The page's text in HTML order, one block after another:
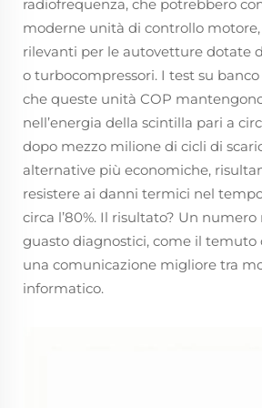
radiofrequenza, che potrebbero
moderne unità di controllo
rilevanti per le autovetture dotate
o turbocompressori. I test su
che queste unità COP
nell’energia della scintilla pari a
dopo mezzo milione di cicli di
alternative più economiche,
resistere ai danni termici nel
circa l’80%. Il risultato? Un
guasto diagnostici, come il temuto
una comunicazione migliore tra
informatico.